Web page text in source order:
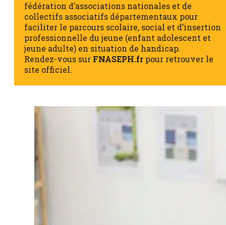
fédération d’associations nationales et de
collectifs associatifs départementaux pour
faciliter le parcours scolaire, social et d’insertion
professionnelle du jeune (enfant adolescent et
jeune adulte) en situation de handicap.
Rendez-vous sur FNASEPH.fr pour retrouver le
site officiel.